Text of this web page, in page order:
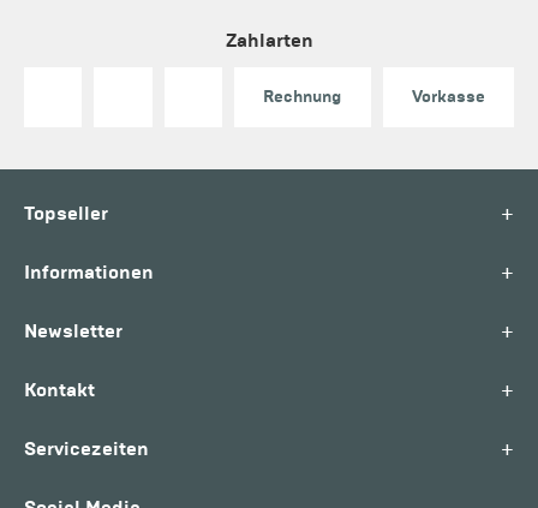
Zahlarten
Rechnung Vorkasse
Topseller +
Informationen +
Newsletter +
Kontakt +
Servicezeiten +